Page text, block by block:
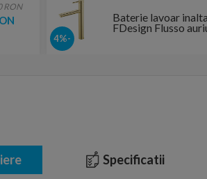
-4%
Baterie lavoar inalta
FDesign Flusso
lucios
RON
Specificatii